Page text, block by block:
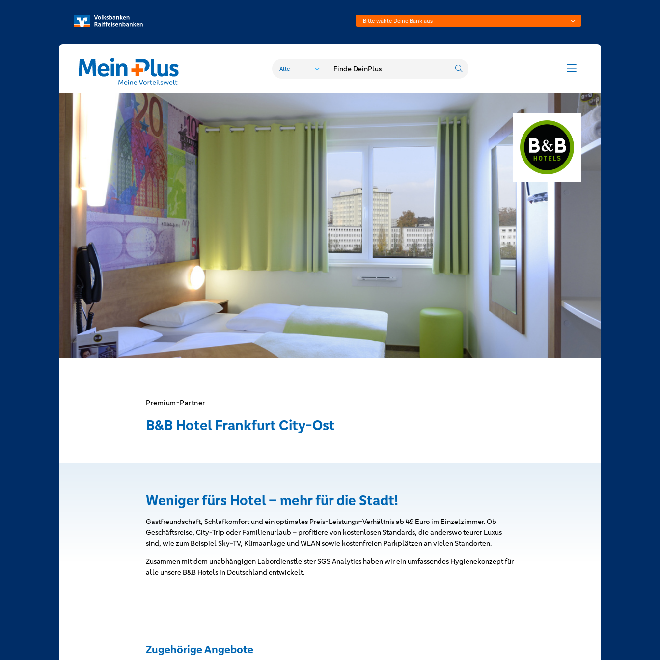
Bitte wähle Deine Bank aus
Premium-Partner
B&B Hotel Frankfurt City-Ost
Weniger fürs Hotel – mehr für die Stadt!
Gastfreundschaft, Schlafkomfort und ein optimales Preis-Leistungs-Verhältnis ab 49 Euro im Einzelzimmer. Ob
Geschäftsreise, City-Trip oder Familienurlaub – profitiere von kostenlosen Standards, die anderswo teurer Luxus
sind, wie zum Beispiel Sky-TV, Klimaanlage und WLAN sowie kostenfreien Parkplätzen an vielen Standorten.
Zusammen mit dem unabhängigen Labordienstleister SGS Analytics haben wir ein umfassendes Hygienekonzept für
alle unsere B&B Hotels in Deutschland entwickelt.
Zugehörige Angebote